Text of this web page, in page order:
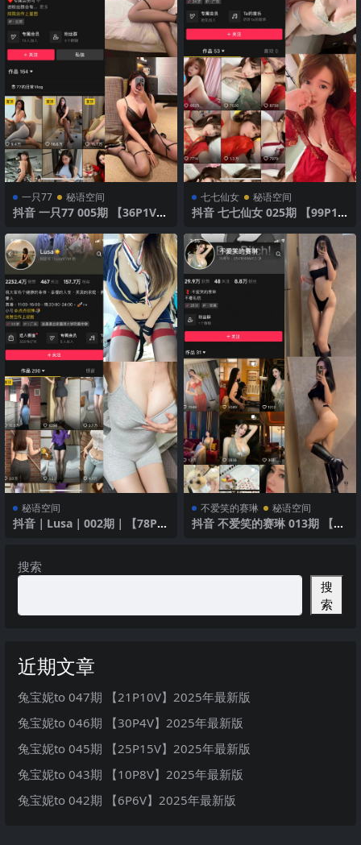
一只77 秘语空间
抖音 一只77 005期 【36P1V】
七七仙女 秘语空间
抖音 七七仙女 025期 【99P1
秘语空间
抖音｜Lusa｜002期｜【78P6
不爱笑的赛琳 秘语空间
抖音 不爱笑的赛琳 013期 【20
搜索
搜
索
近期文章
兔宝妮to 047期 【21P10V】2025年最新版
兔宝妮to 046期 【30P4V】2025年最新版
兔宝妮to 045期 【25P15V】2025年最新版
兔宝妮to 043期 【10P8V】2025年最新版
兔宝妮to 042期 【6P6V】2025年最新版